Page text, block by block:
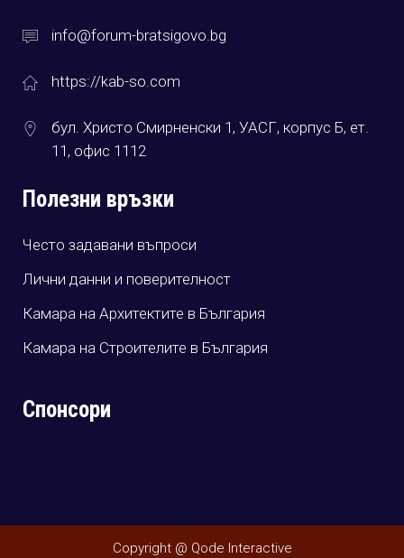
info@forum-bratsigovo.bg
https://kab-so.com
бул. Христо Смирненски 1, УАСГ, корпус Б, ет.
11, офис 1112
Полезни връзки
Често задавани въпроси
Лични данни и поверителност
Камара на Архитектите в България
Камара на Строителите в България
Спонсори
Copyright @ Qode Interactive